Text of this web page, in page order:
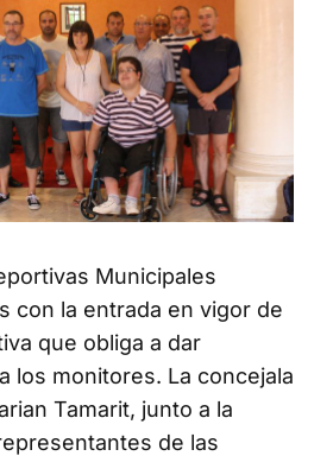
Municipales
con la entrada en vigor de
que obliga a dar
los monitores. La concejala
Tamarit, junto a la
de las